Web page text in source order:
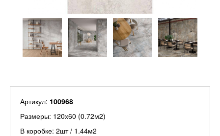
Артикул: 100968
Размеры: 120х60 (0.72м2)
В коробке: 2шт / 1.44м2